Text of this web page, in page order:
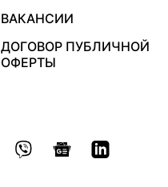
ВАКАНСИИ
ДОГОВОР ПУБЛИЧНОЙ
ОФЕРТЫ